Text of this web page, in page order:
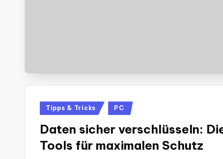
Posted
Tipps & Tricks PC
Daten sicher verschlüsseln:
Tools für maximalen Schutz